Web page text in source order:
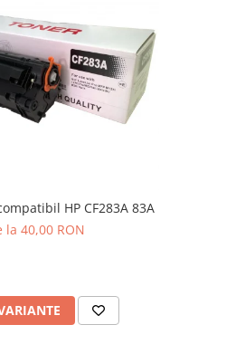
HP CF283A 83A
la 40,00 RON